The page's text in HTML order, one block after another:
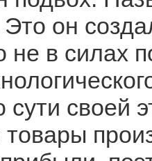
он
не в силах
сути своей
товары